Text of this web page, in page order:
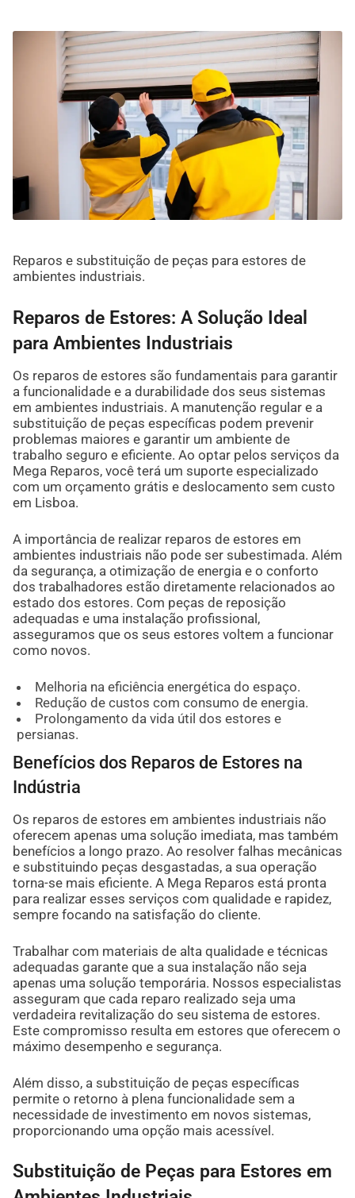
Reparos e substituição de peças para estores de
ambientes industriais.
Reparos de Estores: A Solução Ideal
para Ambientes Industriais
Os reparos de estores são fundamentais para garantir
a funcionalidade e a durabilidade dos seus sistemas
em ambientes industriais. A manutenção regular e a
substituição de peças específicas podem prevenir
problemas maiores e garantir um ambiente de
trabalho seguro e eficiente. Ao optar pelos serviços da
Mega Reparos, você terá um suporte especializado
com um orçamento grátis e deslocamento sem custo
em Lisboa.
A importância de realizar reparos de estores em
ambientes industriais não pode ser subestimada. Além
da segurança, a otimização de energia e o conforto
dos trabalhadores estão diretamente relacionados ao
estado dos estores. Com peças de reposição
adequadas e uma instalação profissional,
asseguramos que os seus estores voltem a funcionar
como novos.
Melhoria na eficiência energética do espaço.
Redução de custos com consumo de energia.
Prolongamento da vida útil dos estores e
persianas.
Benefícios dos Reparos de Estores na
Indústria
Os reparos de estores em ambientes industriais não
oferecem apenas uma solução imediata, mas também
benefícios a longo prazo. Ao resolver falhas mecânicas
e substituindo peças desgastadas, a sua operação
torna-se mais eficiente. A Mega Reparos está pronta
para realizar esses serviços com qualidade e rapidez,
sempre focando na satisfação do cliente.
Trabalhar com materiais de alta qualidade e técnicas
adequadas garante que a sua instalação não seja
apenas uma solução temporária. Nossos especialistas
asseguram que cada reparo realizado seja uma
verdadeira revitalização do seu sistema de estores.
Este compromisso resulta em estores que oferecem o
máximo desempenho e segurança.
Além disso, a substituição de peças específicas
permite o retorno à plena funcionalidade sem a
necessidade de investimento em novos sistemas,
proporcionando uma opção mais acessível.
Substituição de Peças para Estores em